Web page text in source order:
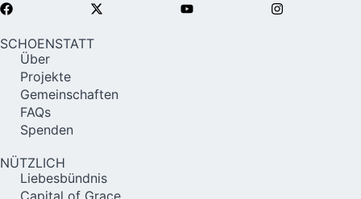
SCHOENSTATT
Über
Projekte
Gemeinschaften
FAQs
Spenden
NÜTZLICH
Liebesbündnis
Capital of Grace